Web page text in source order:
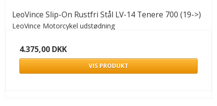
LeoVince Slip-On Rustfri Stål LV-14 Tenere 700 (19->)
LeoVince Motorcykel udstødning
4.375,00 DKK
VIS PRODUKT